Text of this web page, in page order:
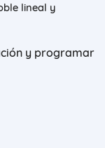
lineal y
y programar